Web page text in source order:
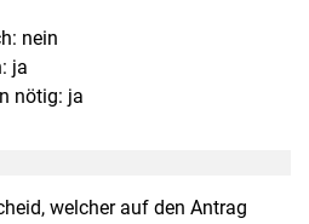
nein
ja
nötig: ja
welcher auf den Antrag